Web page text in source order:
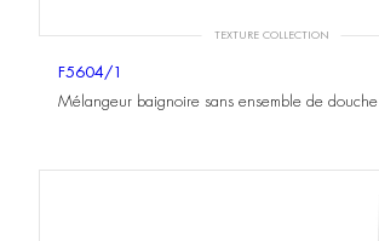
TEXTURE COLLECTION
F5604/1
Mélangeur baignoire sans ensemble de douche